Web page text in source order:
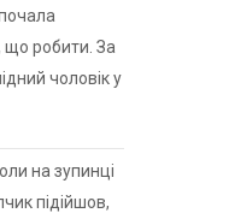
що робити. За
чоловік у
на зупинці
підійшов,